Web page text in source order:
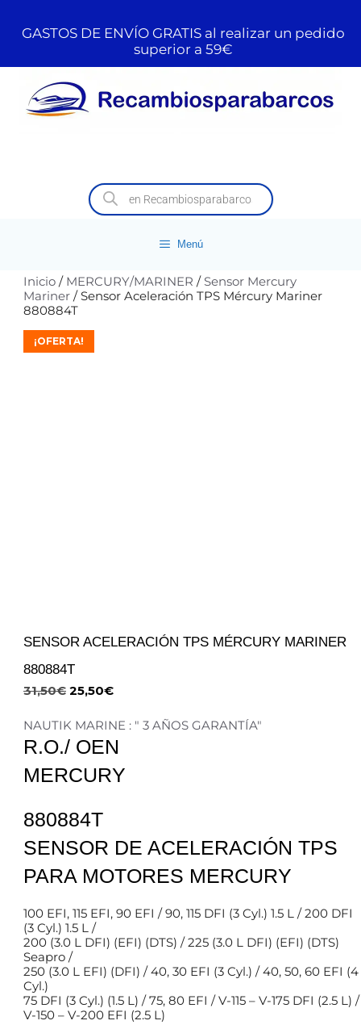
GASTOS DE ENVÍO GRATIS al realizar un pedido
superior a 59€
Menú
Inicio / MERCURY/MARINER / Sensor Mercury
Mariner / Sensor Aceleración TPS Mércury Mariner
880884T
¡OFERTA!
SENSOR ACELERACIÓN TPS MÉRCURY MARINER
880884T
31,50€ 25,50€
NAUTIK MARINE : " 3 AÑOS GARANTÍA"
R.O./ OEN
MERCURY
880884T
SENSOR DE ACELERACIÓN TPS
PARA MOTORES MERCURY
100 EFI, 115 EFI, 90 EFI / 90, 115 DFI (3 Cyl.) 1.5 L / 200 DFI
(3 Cyl.) 1.5 L /
200 (3.0 L DFI) (EFI) (DTS) / 225 (3.0 L DFI) (EFI) (DTS)
Seapro /
250 (3.0 L EFI) (DFI) / 40, 30 EFI (3 Cyl.) / 40, 50, 60 EFI (4
Cyl.)
75 DFI (3 Cyl.) (1.5 L) / 75, 80 EFI / V-115 – V-175 DFI (2.5 L) /
V-150 – V-200 EFI (2.5 L)